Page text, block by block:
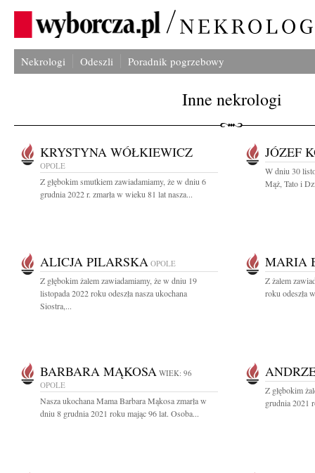
Nekrologi Odeszli Poradnik pogrzebowy
Inne nekrologi
KRYSTYNA WÓŁKIEWICZ
OPOLE
Z głębokim smutkiem zawiadamiamy, że w dniu 6
grudnia 2022 r. zmarła w wieku 81 lat nasza...
JÓZEF
W dniu 30
Mąż, Tato i
ALICJA PILARSKA OPOLE
Z głębokim żalem zawiadamiamy, że w dniu 19
listopada 2022 roku odeszła nasza ukochana
Siostra,...
MARIA
Z żalem
roku odeszła
BARBARA MĄKOSA WIEK: 96
OPOLE
Nasza ukochana Mama Barbara Mąkosa zmarła w
dniu 8 grudnia 2021 roku mając 96 lat. Osoba...
Z głębokim
grudnia 2021